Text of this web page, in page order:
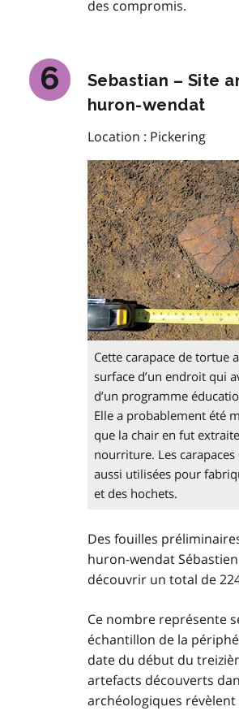
des compromis.
Sebastian – Site
huron-wendat
Location : Pickering
Cette carapace de tortue
surface d’un endroit qui
d’un programme
Elle a probablement été
que la chair en fut
nourriture. Les
aussi utilisées pour
et des hochets.
Des fouilles
huron-wendat
découvrir un total de
Ce nombre représente
échantillon de la
date du début du
artefacts découverts
archéologiques